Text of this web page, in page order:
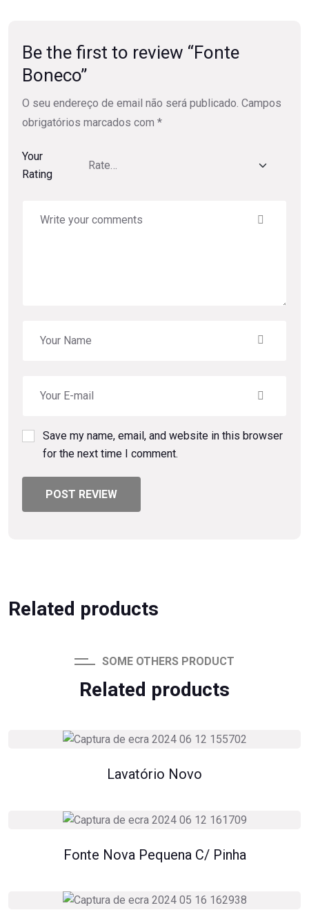
Be the first to review “Fonte
Boneco”
O seu endereço de email não será publicado. Campos
obrigatórios marcados com *
Your
Rating
Save my name, email, and website in this browser
for the next time I comment.
POST REVIEW
Related products
SOME OTHERS PRODUCT
Related products
Lavatório Novo
Fonte Nova Pequena C/ Pinha